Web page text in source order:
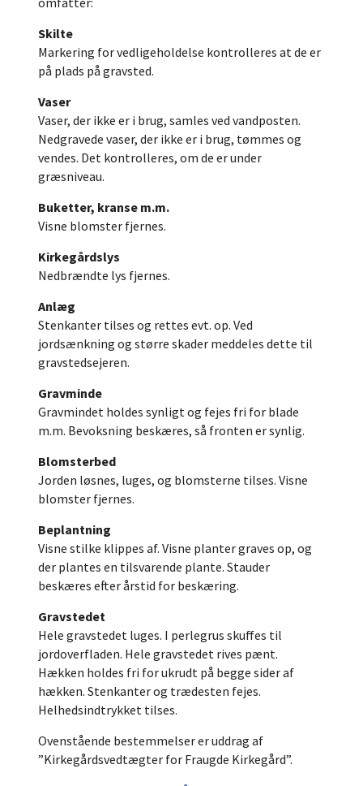
Skilte
Markering for vedligeholdelse kontrolleres at de er
på plads på gravsted.
Vaser
Vaser, der ikke er i brug, samles ved vandposten.
Nedgravede vaser, der ikke er i brug, tømmes og
vendes. Det kontrolleres, om de er under
græsniveau.
Buketter, kranse m.m.
Visne blomster fjernes.
Kirkegårdslys
Nedbrændte lys fjernes.
Anlæg
Stenkanter tilses og rettes evt. op. Ved
jordsænkning og større skader meddeles dette til
gravstedsejeren.
Gravminde
Gravmindet holdes synligt og fejes fri for blade
m.m. Bevoksning beskæres, så fronten er synlig.
Blomsterbed
Jorden løsnes, luges, og blomsterne tilses. Visne
blomster fjernes.
Beplantning
Visne stilke klippes af. Visne planter graves op, og
der plantes en tilsvarende plante. Stauder
beskæres efter årstid for beskæring.
Gravstedet
Hele gravstedet luges. I perlegrus skuffes til
jordoverfladen. Hele gravstedet rives pænt.
Hækken holdes fri for ukrudt på begge sider af
hækken. Stenkanter og trædesten fejes.
Helhedsindtrykket tilses.
Ovenstående bestemmelser er uddrag af
”Kirkegårdsvedtægter for Fraugde Kirkegård”.